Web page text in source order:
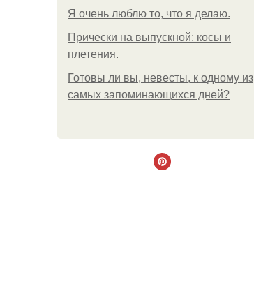
Я очень люблю то, что я делаю.
Прически на выпускной: косы и
плетения.
Готовы ли вы, невесты, к одному из
самых запоминающихся дней?